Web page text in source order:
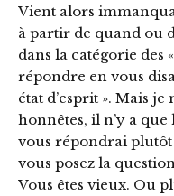
Vient alors
à partir de quand ou
dans la catégorie des
répondre en vous
état d’esprit ». Mais
honnêtes, il n’y a
vous répondrai plutôt
vous posez la
Vous êtes vieux. Ou